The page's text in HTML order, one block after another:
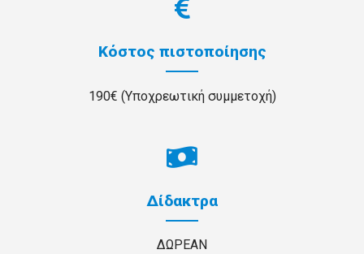
Κόστος πιστοποίησης
190€ (Υποχρεωτική συμμετοχή)
Δίδακτρα
ΔΩΡΕΑΝ